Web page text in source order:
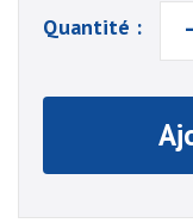
Quantité :